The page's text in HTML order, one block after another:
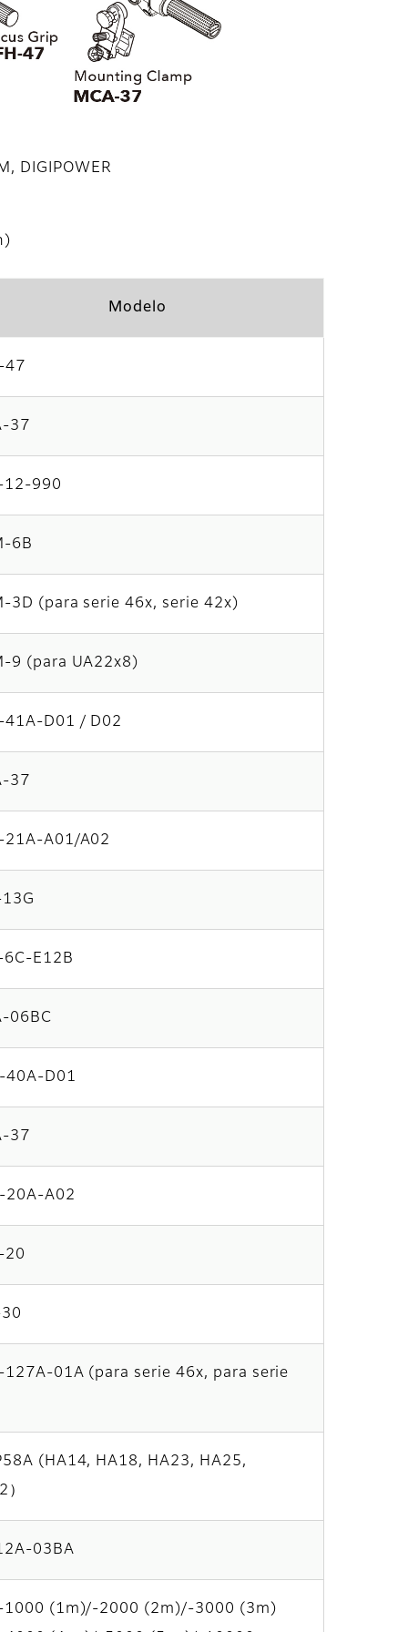
DIGIPOWER
Modelo
47
37
12-990
6B
3D (para serie 46x, serie 42x)
9 (para UA22x8)
41A-D01 / D02
37
21A-A01/A02
6C-E12B
06BC
40A-D01
37
20A-A02
20
127A-01A (para serie 46x, para serie
(HA14, HA18, HA23, HA25,
）
03BA
1000 (1m)/-2000 (2m)/-3000 (3m)